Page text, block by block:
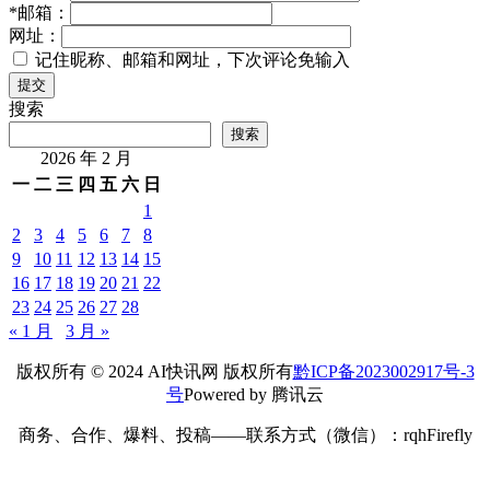
*邮箱：
网址：
记住昵称、邮箱和网址，下次评论免输入
提交
搜索
搜索
2026 年 2 月
一 二 三 四 五 六 日
1
2
3 4 5 6 7
8
9
10 11 12 13 14 15
16 17 18 19 20 21 22
23 24 25 26 27 28
« 1 月
3 月 »
版权所有 © 2024 AI快讯网 版权所有黔ICP备2023002917号-3
号Powered by 腾讯云
商务、合作、爆料、投稿——联系方式（微信）：rqhFirefly